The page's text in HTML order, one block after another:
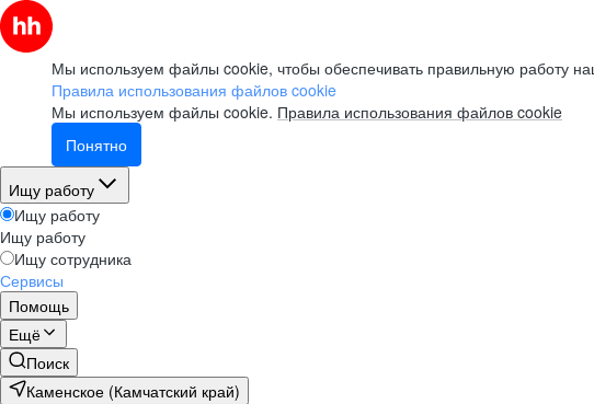
Мы используем файлы cookie, чтобы обеспечивать правильную работу
Правила использования файлов cookie
Мы используем файлы cookie. Правила использования файлов cookie
Понятно
Ищу работу
Ищу работу
Ищу работу
Ищу сотрудника
Сервисы
Помощь
Ещё
Поиск
Каменское (Камчатский край)